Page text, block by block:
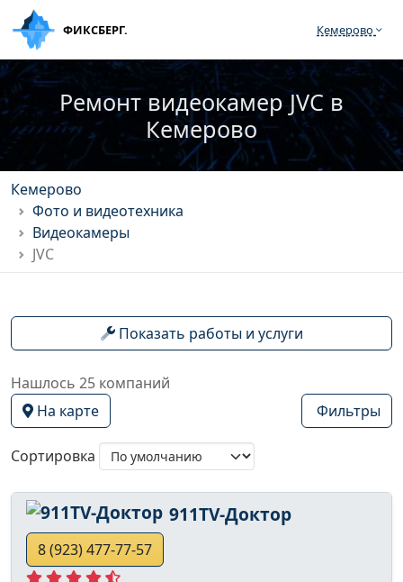
ФИКСБЕРГ. Кемерово
Ремонт видеокамер JVC в
Кемерово
Кемерово
Фото и видеотехника
Видеокамеры
JVC
Показать работы и услуги
Нашлось 25 компаний
На карте
Фильтры
Сортировка
911TV-Доктор
8 (923) 477-77-57